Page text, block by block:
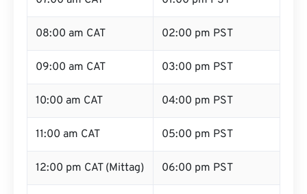
08:00 am CAT 02:00 pm PST
09:00 am CAT 03:00 pm PST
10:00 am CAT 04:00 pm PST
11:00 am CAT 05:00 pm PST
12:00 pm CAT (Mittag) 06:00 pm PST